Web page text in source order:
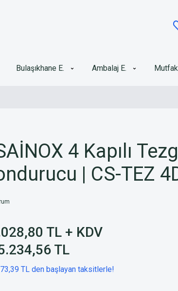
Bulaşıkhane E. Ambalaj E.
4 Kapılı
| CS-TEZ
TL + KDV
TL
TL den başlayan taksitlerle!